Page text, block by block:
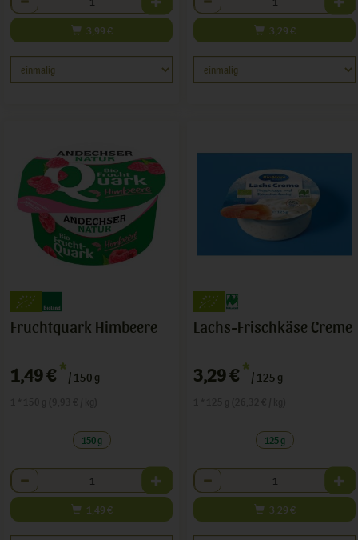
3,99 € 3,29 €
Fruchtquark Himbeere
1,49 € */ 150 g
150 g
Anzahl
1,49 €
Lachs-Frischkäse Creme
3,29 € */ 125 g
125 g
Anzahl
3,29 €